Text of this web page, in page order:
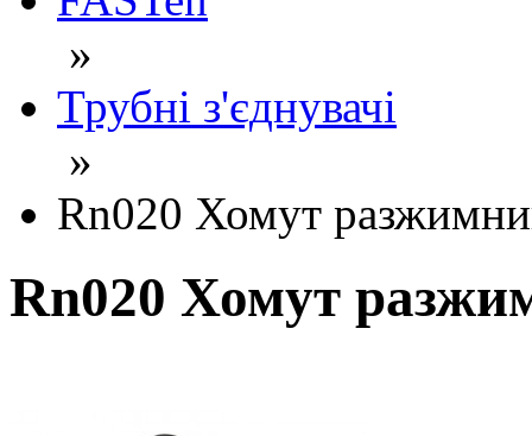
»
Трубні з'єднувачі
»
Rn020 Хомут
Rn020 Хомут